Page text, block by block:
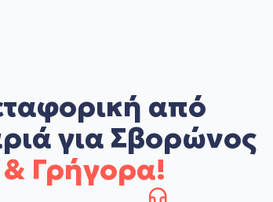
από
για Σβορώνος
Γρήγορα!